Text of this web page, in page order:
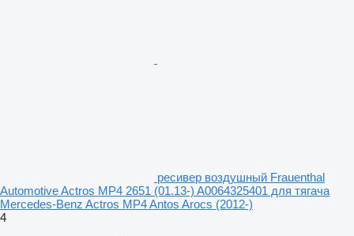
ресивер воздушный Frauenthal
Automotive Actros MP4 2651 (01.13-) A0064325401 для тягача
Mercedes-Benz Actros MP4 Antos Arocs (2012-)
4